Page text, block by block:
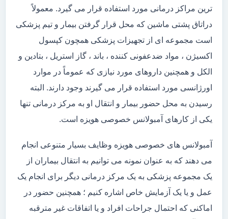
ترین مراکز درمانی مورد استفاده قرار می گیرد. معمولاً
دراتاق پشتی ماشین که محل قرار گرفتن بیمار و تیم پزشکی
است مجموعه ای از تجهیزات پزشکی همچون کپسول
اکسیژن ، مواد ضدعفونی کننده ، باند ، گاز استریل ، بتادین و
الکل و همچنین داروهای مورد نیازی که عموماً در موارد
اورژانسی مورد استفاده قرار می گیرند وجود دارند. البته
رسیدن به محل حضور بیمار و انتقال او به مرکز درمانی تنها
یکی از کارهای آمبولانس خصوصی هویزه است.
آمبولانس های خصوصی هویزه وظایف بسیار متنوعی انجام
می دهند که به عنوان نمونه می توانیم به انتقال بیماران از
یک مجموعه پزشکی به یک مرکز درمانی دیگر برای انجام یک
عمل و یا یک آزمایش خاص اشاره کنیم ؛ همچنین حضور در
اماکنی که احتمال جراحات افراد و یا اتفاقات غیر مترقبه